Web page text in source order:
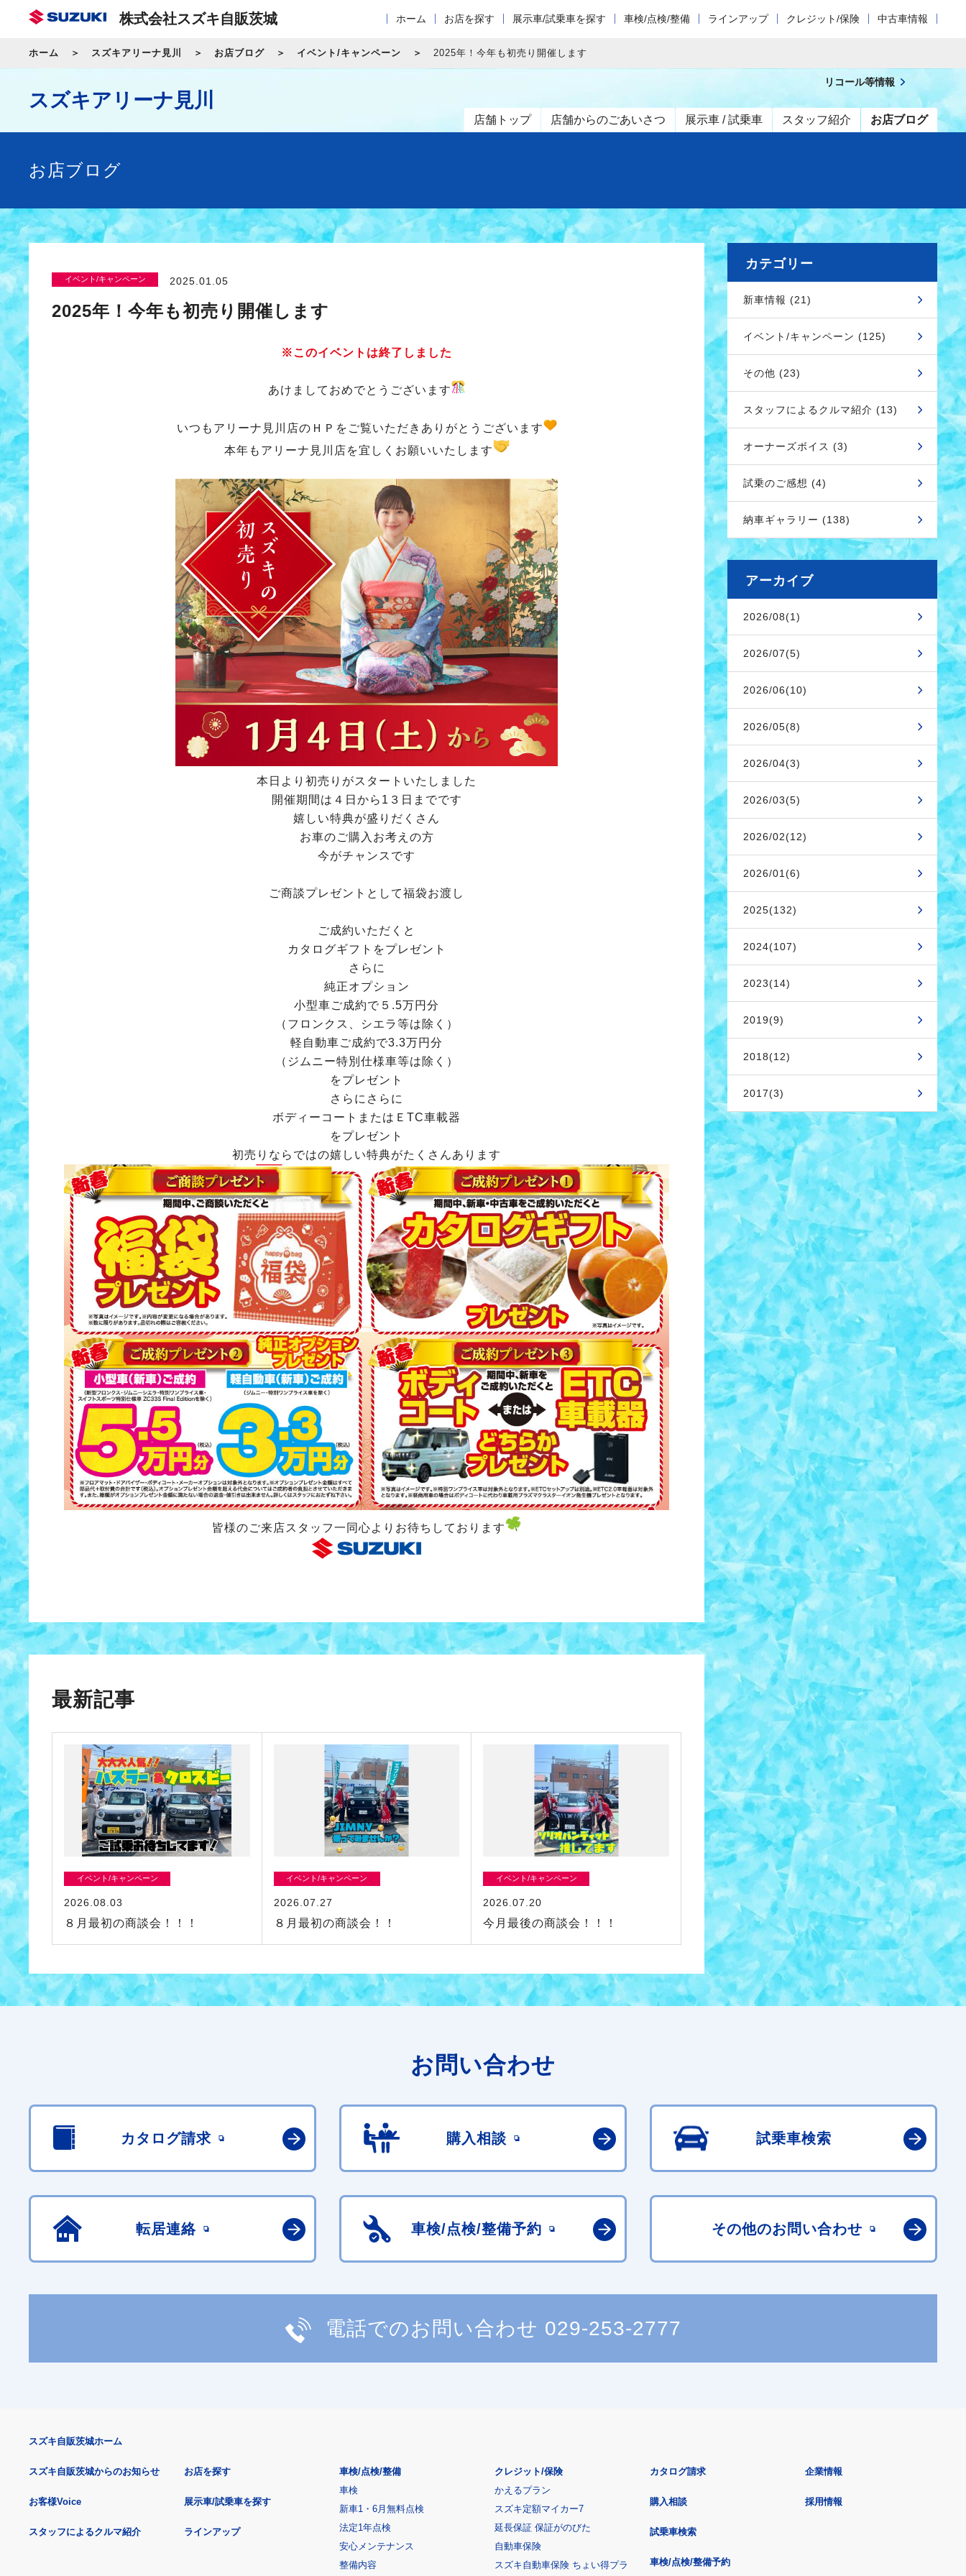
株式会社スズキ自販茨城 ホーム お店を探す 展示車/試乗車を探す 車検/点検/整備 ラインアップ クレジット/保険 中古車情報
ホーム スズキアリーナ見川 お店ブログ イベント/キャンペーン 2025年！今年も初売り開催します
スズキアリーナ見川
店舗トップ 店舗からのごあいさつ 展示車 / 試乗車 スタッフ紹介 お店ブログ
リコール等情報
お店ブログ
イベント/キャンペーン 2025.01.05
2025年！今年も初売り開催します
※このイベントは終了しました
あけましておめでとうございます
いつもアリーナ見川店のＨＰをご覧いただきありがとうございます
本年もアリーナ見川店を宜しくお願いいたします
本日より初売りがスタートいたしました
開催期間は４日から1３日までです
嬉しい特典が盛りだくさん
お車のご購入お考えの方
今がチャンスです
ご商談プレゼントとして福袋お渡し
ご成約いただくと
カタログギフトをプレゼント
さらに
純正オプション
小型車ご成約で５.5万円分
（フロンクス、シエラ等は除く）
軽自動車ご成約で3.3万円分
（ジムニー特別仕様車等は除く）
をプレゼント
さらにさらに
ボディーコートまたはＥTC車載器
をプレゼント
初売りならではの嬉しい特典がたくさんあります
皆様のご来店スタッフ一同心よりお待ちしております
最新記事
イベント/キャンペーン
2026.08.03
８月最初の商談会！！！
イベント/キャンペーン
2026.07.27
８月最初の商談会！！
イベント/キャンペーン
2026.07.20
今月最後の商談会！！！
カテゴリー
新車情報 (21)
イベント/キャンペーン (125)
その他 (23)
スタッフによるクルマ紹介 (13)
オーナーズボイス (3)
試乗のご感想 (4)
納車ギャラリー (138)
アーカイブ
2026/08(1)
2026/07(5)
2026/06(10)
2026/05(8)
2026/04(3)
2026/03(5)
2026/02(12)
2026/01(6)
2025(132)
2024(107)
2023(14)
2019(9)
2018(12)
2017(3)
お問い合わせ
カタログ請求 購入相談 試乗車検索
転居連絡 車検/点検/整備予約 その他のお問い合わせ
電話でのお問い合わせ 029-253-2777
スズキ自販茨城ホーム
スズキ自販茨城からのお知らせ
お客様Voice
スタッフによるクルマ紹介
お店を探す
展示車/試乗車を探す
ラインアップ
車検/点検/整備
車検
新車1・6月無料点検
法定1年点検
安心メンテナンス
整備内容
クレジット/保険
かえるプラン
スズキ定額マイカー7
延長保証 保証がのびた
自動車保険
スズキ自動車保険 ちょい得プラ
カタログ請求
購入相談
試乗車検索
車検/点検/整備予約
企業情報
採用情報